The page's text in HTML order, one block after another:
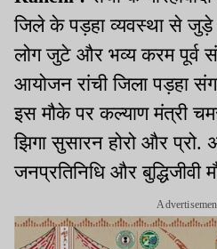
जिले के पड़हा व्यवस्था से जुड़े
लोग जुटे और भव्य करम पूर्व
आयोजन रांची जिला पड़हा
इस मौके पर कल्याण मंत्री
झिगा सुसारन होरो और
जनप्रतिनिधि और बुद्धिजीवी